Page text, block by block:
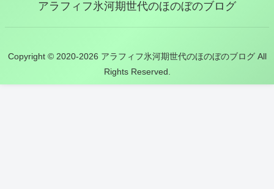
アラフィフ氷河期世代のほのぼのブログ
Copyright © 2020-2026 アラフィフ氷河期世代のほのぼのブログ All
Rights Reserved.